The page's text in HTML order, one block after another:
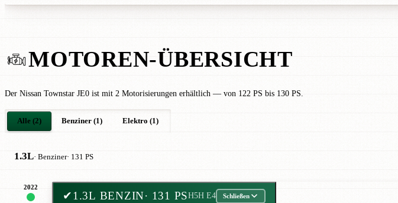
MOTOREN-ÜBERSICHT
Der Nissan Townstar JE0 ist mit 2 Motorisierungen erhältlich — von 122 PS bis 130 PS.
Alle (2) Benziner (1) Elektro (1)
1.3L· Benziner· 131 PS
2022
✔1.3L BENZIN· 131 PSH5H E4 Schließen